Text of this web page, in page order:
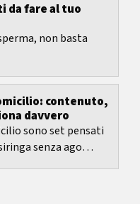
da fare al tuo
non basta
contenuto,
davvero
sono set pensati
senza ago